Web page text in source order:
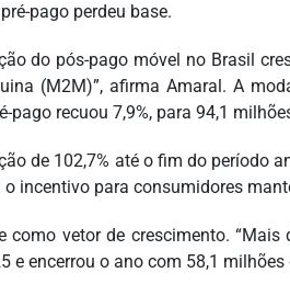
pago perdeu base.
do pós-pago móvel no Brasil
(M2M)”, afirma Amaral. A
pago recuou 7,9%, para 94,1
de 102,7% até o fim do período
incentivo para consumidores
como vetor de crescimento.
e encerrou o ano com 58,1